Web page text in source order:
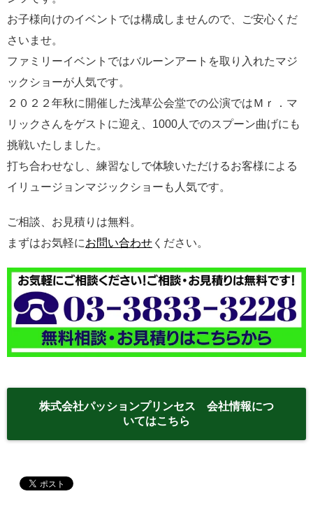
お子様向けのイベントでは構成しませんので、ご安心くだ
さいませ。
ファミリーイベントではバルーンアートを取り入れたマジ
ックショーが人気です。
２０２２年秋に開催した浅草公会堂での公演ではＭｒ．マ
リックさんをゲストに迎え、1000人でのスプーン曲げにも
挑戦いたしました。
打ち合わせなし、練習なしで体験いただけるお客様による
イリュージョンマジックショーも人気です。
ご相談、お見積りは無料。
まずはお気軽にお問い合わせ ください。
株式会社パッションプリンセス 会社情報につ
いてはこちら